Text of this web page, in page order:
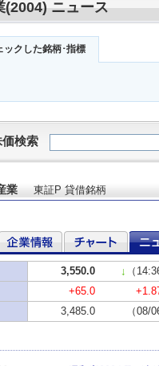
(2004) ニュース
ックした銘柄･指標